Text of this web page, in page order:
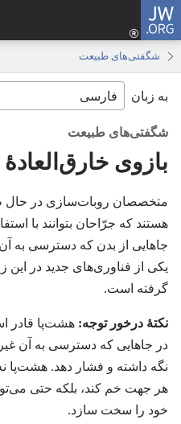
JW.ORG
شگفتی‌های طبیعت
به زبان
شگفتی‌های طبیعت
بازوی
متخصصان روبات‌سازی در حال
هستند که جرّاحان بتوانند با
جاهایی از بدن که دسترسی به
یکی از فناوری‌های جدید در این
گرفته است.‏
نکتهٔ درخور توجه:‏ هشت‌پا قادر
در جاهایی که دسترسی به آن
نگه داشته و فشار دهد.‏ هشت‌پا نه
هر جهت خم کند،‏ بلکه حتی
خود را سخت سازد.‏